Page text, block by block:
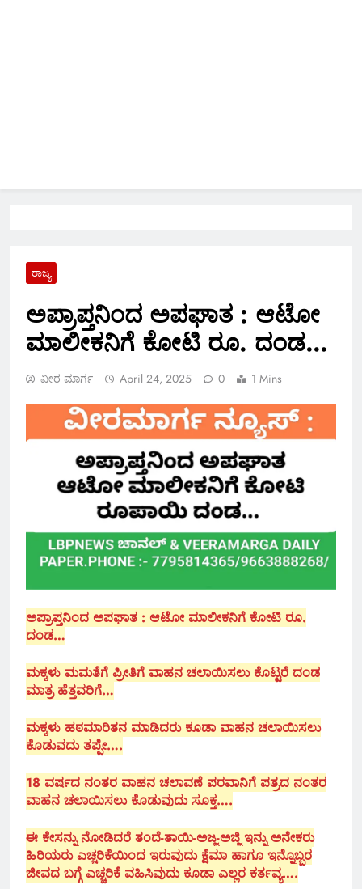
ರಾಜ್ಯ
ಅಪ್ರಾಪ್ತನಿಂದ ಅಪಘಾತ : ಆಟೋ
ಮಾಲೀಕನಿಗೆ ಕೋಟಿ ರೂ. ದಂಡ…
ವೀರ ಮಾರ್ಗ April 24, 2025 0 1 Mins
ಅಪ್ರಾಪ್ತನಿಂದ ಅಪಘಾತ : ಆಟೋ ಮಾಲೀಕನಿಗೆ ಕೋಟಿ ರೂ.
ದಂಡ…
ಮಕ್ಕಳು ಮಮತೆಗೆ ಪ್ರೀತಿಗೆ ವಾಹನ ಚಲಾಯಿಸಲು ಕೊಟ್ಟರೆ ದಂಡ
ಮಾತ್ರ ಹೆತ್ತವರಿಗೆ…
ಮಕ್ಕಳು ಹಠಮಾರಿತನ ಮಾಡಿದರು ಕೂಡಾ ವಾಹನ ಚಲಾಯಿಸಲು
ಕೊಡುವದು ತಪ್ಪೇ….
18 ವರ್ಷದ ನಂತರ ವಾಹನ ಚಲಾವಣೆ ಪರವಾನಿಗೆ ಪತ್ರದ ನಂತರ
ವಾಹನ ಚಲಾಯಿಸಲು ಕೊಡುವುದು ಸೂಕ್ತ….
ಈ ಕೇಸನ್ನು ನೋಡಿದರೆ ತಂದೆ-ತಾಯಿ-ಅಜ್ಜ-ಅಜ್ಜಿ ಇನ್ನು ಅನೇಕರು
ಹಿರಿಯರು ಎಚ್ಚರಿಕೆಯಿಂದ ಇರುವುದು ಕ್ಷೆಮಾ ಹಾಗೂ ಇನ್ನೊಬ್ಬರ
ಜೀವದ ಬಗ್ಗೆ ಎಚ್ಚರಿಕೆ ವಹಿಸಿವುದು ಕೂಡಾ ಎಲ್ಲರ ಕರ್ತವ್ಯ….